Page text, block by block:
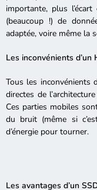
importante, plus
(beaucoup !) de
adaptée, voire même la
Les inconvénients d’un
Tous les inconvénients
directes de
Ces parties mobiles
du bruit (même si
d’énergie pour tourner.
Les avantages d’un